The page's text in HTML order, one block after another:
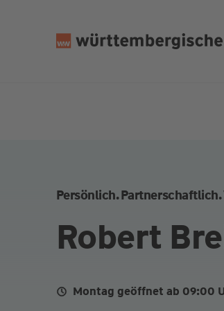
Persönlich.
Robert
Montag geöffnet ab 09:00